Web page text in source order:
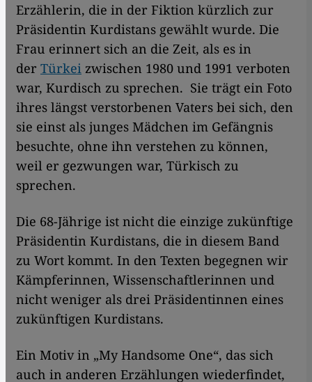
Erzählerin, die in der Fiktion kürzlich zur
Präsidentin Kurdistans gewählt wurde. Die
Frau erinnert sich an die Zeit, als es in
der Türkei zwischen 1980 und 1991 verboten
war, Kurdisch zu sprechen. Sie trägt ein Foto
ihres längst verstorbenen Vaters bei sich, den
sie einst als junges Mädchen im Gefängnis
besuchte, ohne ihn verstehen zu können,
weil er gezwungen war, Türkisch zu
sprechen.
Die 68-Jährige ist nicht die einzige zukünftige
Präsidentin Kurdistans, die in diesem Band
zu Wort kommt. In den Texten begegnen wir
Kämpferinnen, Wissenschaftlerinnen und
nicht weniger als drei Präsidentinnen eines
zukünftigen Kurdistans.
Ein Motiv in „My Handsome One“, das sich
auch in anderen Erzählungen wiederfindet,